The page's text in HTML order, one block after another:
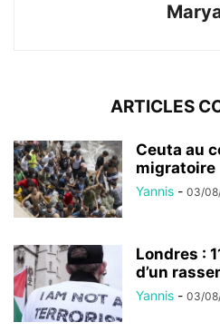
ARTICLES
Ceuta au
migratoire
Yannis - 03/
Londres :
d’un
Yannis - 03/